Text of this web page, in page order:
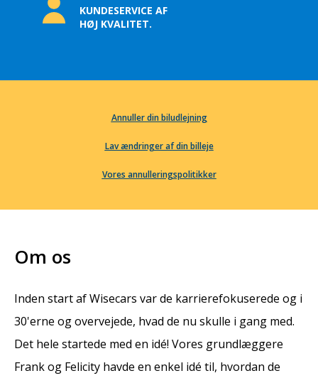
KUNDESERVICE AF
HØJ KVALITET.
Annuller din biludlejning
Lav ændringer af din billeje
Vores annulleringspolitikker
Om os
Inden start af Wisecars var de karrierefokuserede og i
30'erne og overvejede, hvad de nu skulle i gang med.
Det hele startede med en idé! Vores grundlæggere
Frank og Felicity havde en enkel idé til, hvordan de